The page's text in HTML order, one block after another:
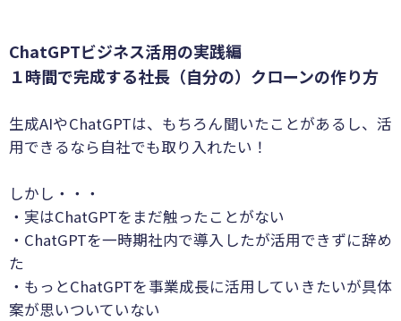
ChatGPTビジネス活用の実践編
１時間で完成する社長（自分の）クローンの作り方
生成AIやChatGPTは、もちろん聞いたことがあるし、活
用できるなら自社でも取り入れたい！
しかし・・・
・実はChatGPTをまだ触ったことがない
・ChatGPTを一時期社内で導入したが活用できずに辞め
た
・もっとChatGPTを事業成長に活用していきたいが具体
案が思いついていない